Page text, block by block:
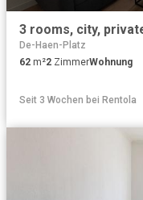
De-Haen-Platz
62 m²2 ZimmerWohnung
Seit 3 Wochen bei Rentola